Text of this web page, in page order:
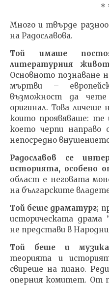
*
Много и твърде
на Радославова.
Той имаше
литературния
Основното познаване
мъртви –
възможност да
оригинал. Това личеше
които проявяваше: те
което черпи направо
непосредно
Радославов се
историята, особено
област е неговата
на българските
Той беше драматург;
историческата драма
не представи в
Той беше и
теорията и
свиреше на пиано.
оперния комитет. От